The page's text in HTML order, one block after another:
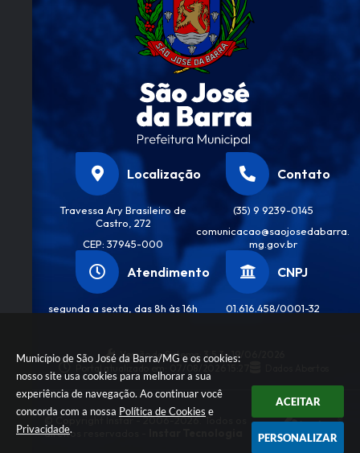
Município de São José da Barra/MG e os cookies:
nosso site usa cookies para melhorar a sua
experiência de navegação. Ao continuar você
concorda com a nossa Política de Cookies e
Privacidade.
ACEITAR
PERSONALIZAR
Localização
Travessa Ary Brasileiro de
Castro, 272
CEP: 37945-000
Contato
(35) 9 9239-0145
comunicacao@saojosedabarra.
mg.gov.br
Atendimento
segunda a sexta, das 8h às 16h
CNPJ
01.616.458/0001-32
Versão do Sistema: 3.5.3 - 19/06/2026
© Copyright Instar - 2006-2026. Todos os
direitos reservados -